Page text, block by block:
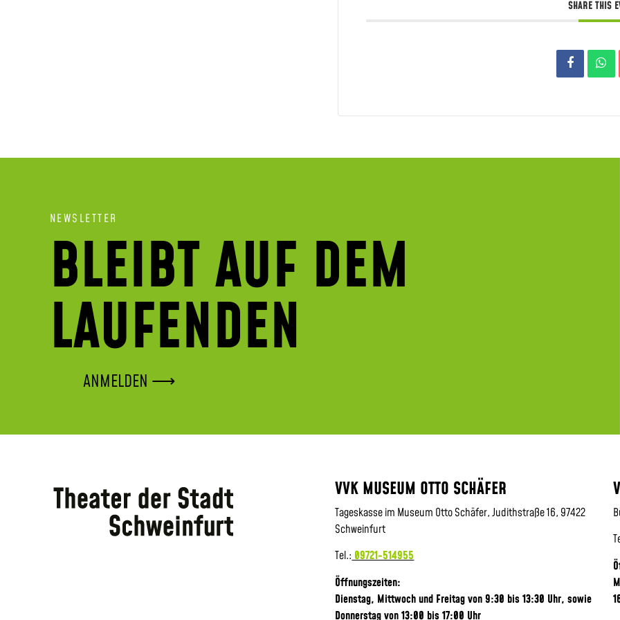
SHARE THIS
NEWSLETTER
BLEIBT AUF DEM
LAUFENDEN
ANMELDEN ⟶
VVK MUSEUM OTTO SCHÄFER
Tageskasse im Museum Otto Schäfer, Judithstraße 16, 97422
Schweinfurt
Tel.: 09721-514955
Öffnungszeiten:
Dienstag, Mittwoch und Freitag von 9:30 bis 13:30 Uhr,sowie
Donnerstag von 13:00 bis 17:00 Uhr